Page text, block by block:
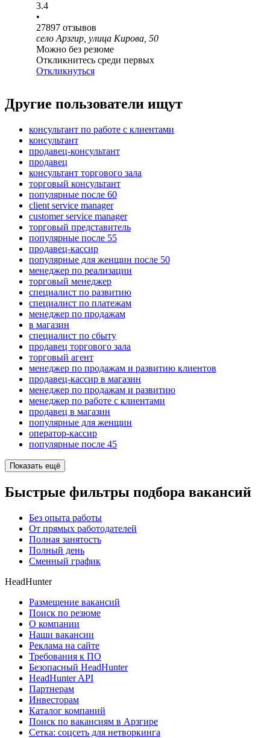
3.4
•
27897 отзывов
село Арзгир, улица Кирова, 50
Можно без резюме
Откликнитесь среди первых
Откликнуться
Другие пользователи ищут
консультант по работе с клиентами
консультант
продавец-консультант
продавец
консультант торгового зала
торговый консультант
популярные после 60
client service manager
customer service manager
торговый представитель
популярные после 55
продавец-кассир
популярные для женщин после 50
менеджер по реализации
торговый менеджер
специалист по развитию
специалист по платежам
менеджер по продажам
в магазин
специалист по сбыту
продавец торгового зала
торговый агент
менеджер по продажам и развитию клиентов
продавец-кассир в магазин
менеджер по продажам и развитию
менеджер по работе с клиентами
продавец в магазин
популярные для женщин
оператор-кассир
популярные после 45
Показать ещё
Быстрые фильтры подбора вакансий
Без опыта работы
От прямых работодателей
Полная занятость
Полный день
Сменный график
HeadHunter
Размещение вакансий
Поиск по резюме
О компании
Наши вакансии
Реклама на сайте
Требования к ПО
Безопасный HeadHunter
HeadHunter API
Партнерам
Инвесторам
Каталог компаний
Поиск по вакансиям в Арзгире
Сетка: соцсеть для нетворкинга